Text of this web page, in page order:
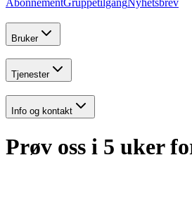
AbonnementGruppetilgangNyhetsbrev
Bruker
Tjenester
Info og kontakt
Prøv oss i 5 uker